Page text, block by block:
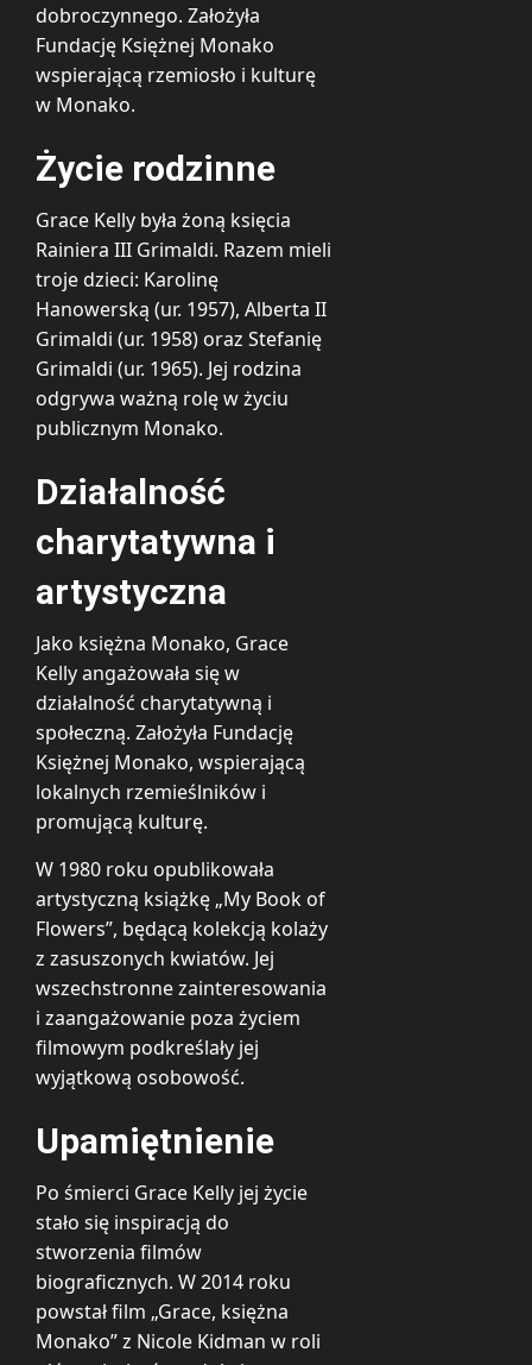
dobroczynnego. Założyła
Fundację Księżnej Monako
wspierającą rzemiosło i kulturę
w Monako.
Życie rodzinne
Grace Kelly była żoną księcia
Rainiera III Grimaldi. Razem mieli
troje dzieci: Karolinę
Hanowerską (ur. 1957), Alberta II
Grimaldi (ur. 1958) oraz Stefanię
Grimaldi (ur. 1965). Jej rodzina
odgrywa ważną rolę w życiu
publicznym Monako.
Działalność
charytatywna i
artystyczna
Jako księżna Monako, Grace
Kelly angażowała się w
działalność charytatywną i
społeczną. Założyła Fundację
Księżnej Monako, wspierającą
lokalnych rzemieślników i
promującą kulturę.
W 1980 roku opublikowała
artystyczną książkę „My Book of
Flowers”, będącą kolekcją kolaży
z zasuszonych kwiatów. Jej
wszechstronne zainteresowania
i zaangażowanie poza życiem
filmowym podkreślały jej
wyjątkową osobowość.
Upamiętnienie
Po śmierci Grace Kelly jej życie
stało się inspiracją do
stworzenia filmów
biograficznych. W 2014 roku
powstał film „Grace, księżna
Monako” z Nicole Kidman w roli